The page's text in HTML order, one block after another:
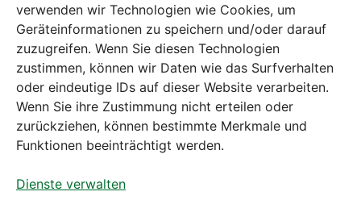
verwenden wir Technologien wie Cookies, um
Geräteinformationen zu speichern und/oder darauf
zuzugreifen. Wenn Sie diesen Technologien
zustimmen, können wir Daten wie das Surfverhalten
oder eindeutige IDs auf dieser Website verarbeiten.
Wenn Sie ihre Zustimmung nicht erteilen oder
zurückziehen, können bestimmte Merkmale und
Funktionen beeinträchtigt werden.
Dienste verwalten
Bei diesem Webshop handelt es sich um
einen B2B-Webshop
A. Rauch GmbH – Ihr Experte aus Österreich für Waagen,
Eich- & Kalibrierservice, Sprühnebel-Zerstäubungstechnik
und Lebensmittelmaschinen.
Sämtliche Angebote der A. Rauch GmbH richten sich